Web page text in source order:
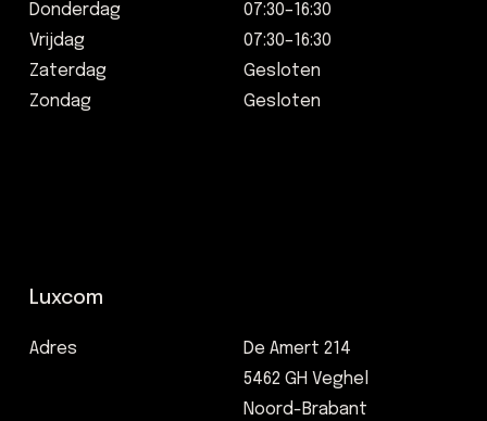
Donderdag
Vrijdag
Zaterdag
Zondag
07:30–16:30
07:30–16:30
Gesloten
Gesloten
Luxcom
Adres
De Amert 214
5462 GH Veghel
Noord-Brabant